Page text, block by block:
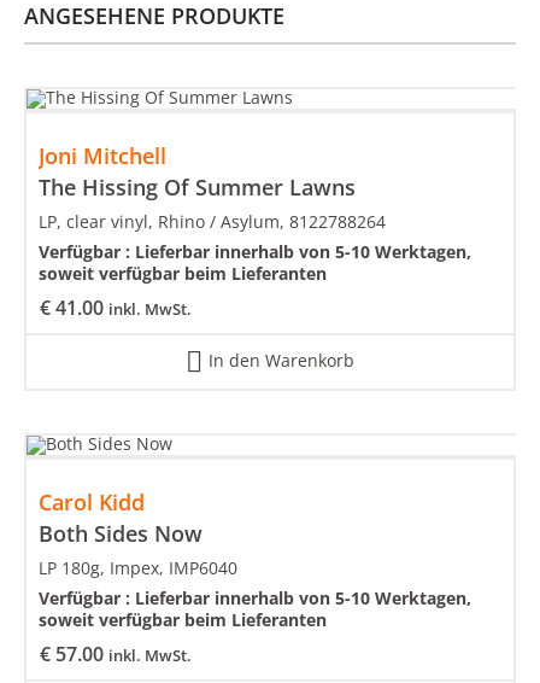
ANGESEHENE PRODUKTE
Joni Mitchell
The Hissing Of Summer Lawns
€41.00 inkl. MwSt.
LP, clear vinyl, Rhino / Asylum, 8122788264
Verfügbar : Lieferbar innerhalb von 5-10 Werktagen,
soweit verfügbar beim Lieferanten
In den Warenkorb
Carol Kidd
Both Sides Now
€ 57.00 inkl. MwSt.
LP 180g, Impex, IMP6040
Verfügbar : Lieferbar innerhalb von 5-10 Werktagen,
soweit verfügbar beim Lieferanten